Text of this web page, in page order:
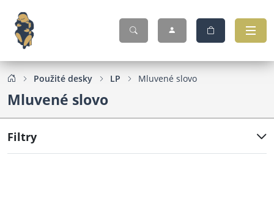
Použité desky LP Mluvené slovo
Mluvené slovo
Filtry